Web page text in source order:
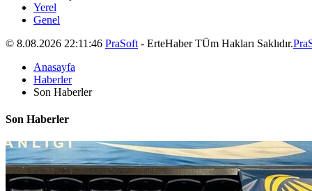
Yerel
Genel
© 8.08.2026 22:11:46 PraSoft - ErteHaber TÜm Hakları Saklıdır.
Anasayfa
Haberler
Son Haberler
Son Haberler